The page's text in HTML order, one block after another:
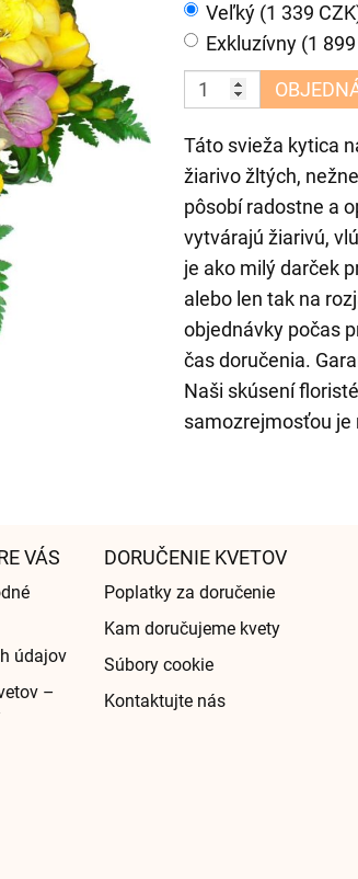
Veľký (1 339
Exkluzívny (1
Táto svieža kytica
žiarivo žltých,
pôsobí radostne a
vytvárajú žiarivú,
je ako milý darček
alebo len tak na
objednávky počas
čas doručenia.
Naši skúsení
samozrejmosťou je
VÁS
údajov
–
DORUČENIE KVETOV
Poplatky za doručenie
Kam doručujeme kvety
Súbory cookie
Kontaktujte nás